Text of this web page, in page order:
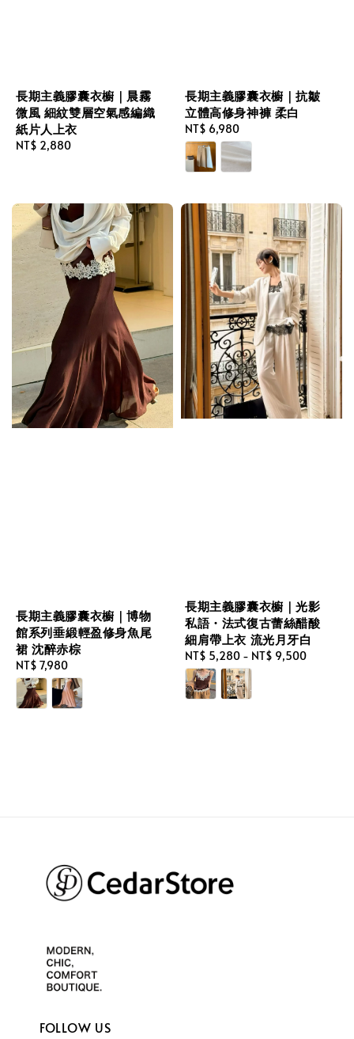
長期主義膠囊衣櫥｜晨霧
微風 細紋雙層空氣感編織
紙片人上衣
Regular
NT$ 2,880
長期主義膠囊衣櫥｜抗皺
立體高修身神褲 柔白
Regular
price
NT$ 6,980
長期主義膠囊衣櫥｜博物
館系列垂緞輕盈修身魚尾
裙 沈醉赤棕
Regular
price
NT$ 7,980
長期主義膠囊衣櫥｜光影
私語・法式復古蕾絲醋酸
細肩帶上衣 流光月牙白
Regular
price
NT$ 5,280 - NT$ 9,500
FOLLOW US